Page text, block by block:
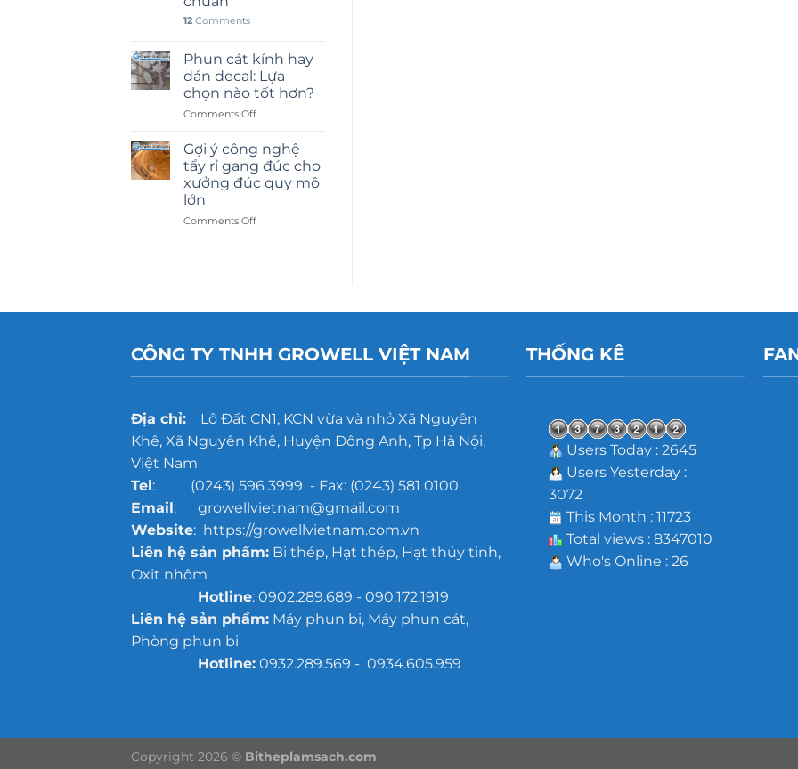
12Comments
Phun cát kính hay
dán decal: Lựa
chọn nào tốt hơn?
Comments Offon
cát
kính
hay
dán
Lựa
Gợi ý công nghệ
tẩy rỉ gang đúc cho
xưởng đúc quy mô
lớn
Comments Offon
rỉ
cho
mô
CÔNG TY TNHH GROWELL VIỆT NAM
Địa chỉ:Lô Đất CN1, KCN vừa và nhỏ Xã Nguyên
Khê, Xã Nguyên Khê, Huyện Đông Anh, Tp Hà Nội,
Việt Nam
Tel: (0243) 596 3999 - Fax: (0243) 581 0100
Email: growellvietnam@gmail.com
Website: https://growellvietnam.com.vn
Liên hệ sản phẩm:Bi thép, Hạt thép, Hạt thủy tinh,
Oxit nhôm
Hotline: 0902.289.689 - 090.172.1919
Liên hệ sản phẩm:Máy phun bi, Máy phun cát,
Phòng phun bi
Hotline:0932.289.569 - 0934.605.959
THỐNG KÊ
Users Today : 2645
Users Yesterday :
3072
This Month : 11723
Total views : 8347010
Who's Online : 26
Copyright 2026 © Bitheplamsach.com